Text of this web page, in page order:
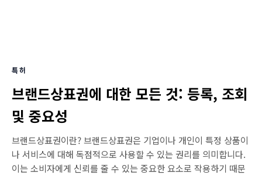
특허
브랜드상표권에 대한 모든 것: 등록, 조회
및 중요성
브랜드상표권이란? 브랜드상표권은 기업이나 개인이 특정 상품이
나 서비스에 대해 독점적으로 사용할 수 있는 권리를 의미합니다.
이는 소비자에게 신뢰를 줄 수 있는 중요한 요소로 작용하기 때문